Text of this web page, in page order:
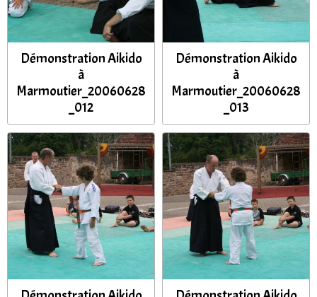
Démonstration Aikido
à
Marmoutier_20060628
_012
Démonstration Aikido
à
Marmoutier_20060628
_013